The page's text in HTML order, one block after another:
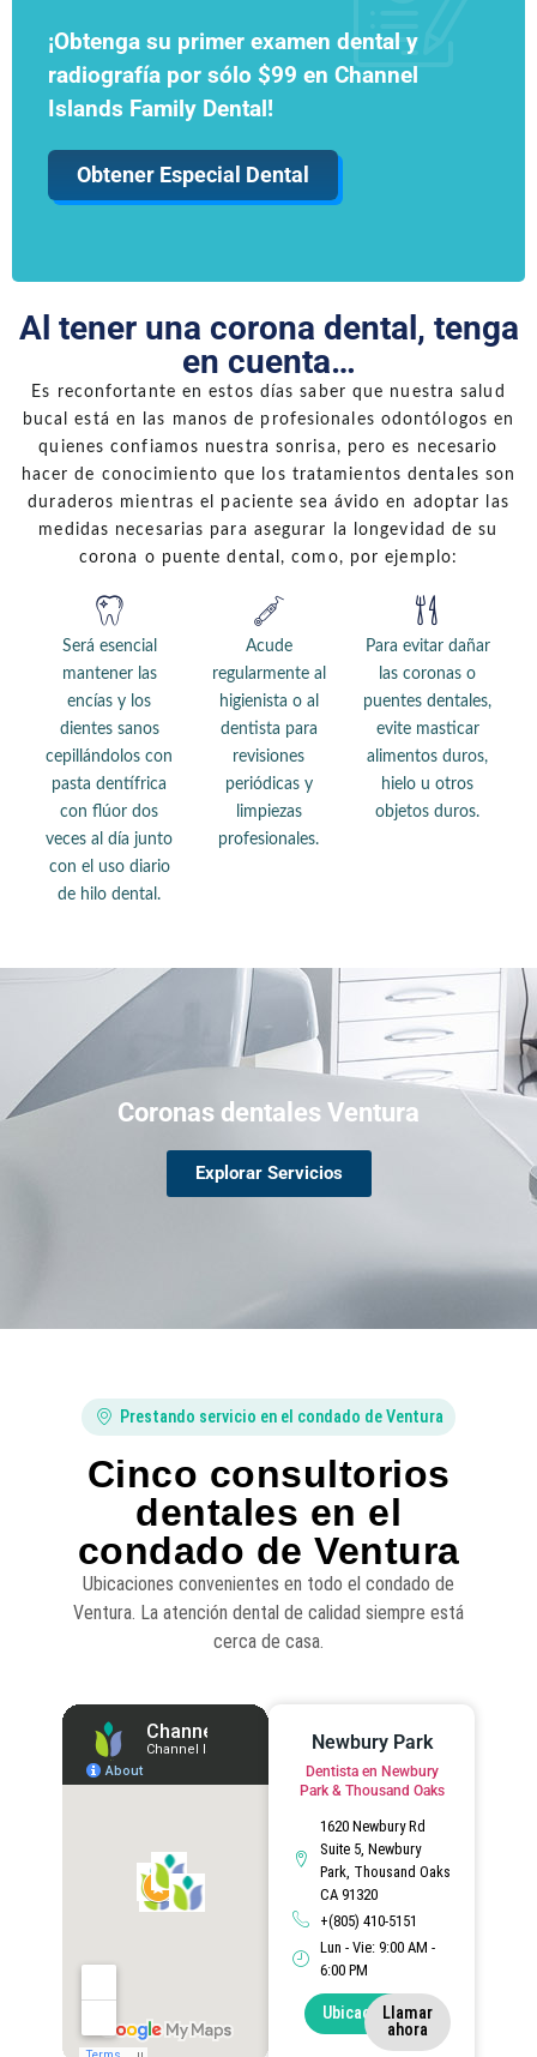
¡Obtenga su primer examen dental y
radiografía por sólo $99 en Channel
Islands Family Dental!
Obtener Especial Dental
Al tener una corona dental, tenga
en cuenta…
Es reconfortante en estos días saber que nuestra salud
bucal está en las manos de profesionales odontólogos en
quienes confiamos nuestra sonrisa, pero es necesario
hacer de conocimiento que los tratamientos dentales son
duraderos mientras el paciente sea ávido en adoptar las
medidas necesarias para asegurar la longevidad de su
corona o puente dental, como, por ejemplo:
Será esencial
mantener las
encías y los
dientes sanos
cepillándolos con
pasta dentífrica
con flúor dos
veces al día junto
con el uso diario
de hilo dental.
Acude
regularmente al
higienista o al
dentista para
revisiones
periódicas y
limpiezas
profesionales.
Para evitar dañar
las coronas o
puentes dentales,
evite masticar
alimentos duros,
hielo u otros
objetos duros.
Coronas dentales Ventura
Explorar Servicios
Prestando servicio en el condado de Ventura
Cinco consultorios
dentales en el
condado de Ventura
Ubicaciones convenientes en todo el condado de
Ventura. La atención dental de calidad siempre está
cerca de casa.
Newbury Park
Dentista en Newbury
Park & Thousand Oaks
1620 Newbury Rd
Suite 5, Newbury
Park, Thousand Oaks
CA 91320
+(805) 410-5151
Lun - Vie: 9:00 AM -
6:00 PM
UbicaciónLlamar
ahora